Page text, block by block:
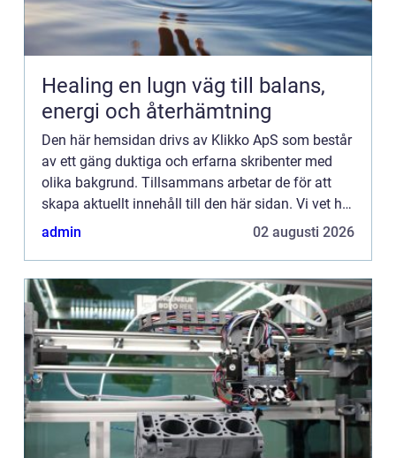
Healing en lugn väg till balans,
energi och återhämtning
Den här hemsidan drivs av Klikko ApS som består
av ett gäng duktiga och erfarna skribenter med
olika bakgrund. Tillsammans arbetar de för att
skapa aktuellt innehåll till den här sidan. Vi vet hur
utmanande det är att läsa och genomgå en
admin 02 augusti 2026